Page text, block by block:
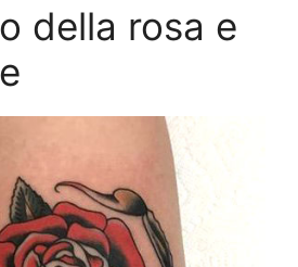
della rosa e